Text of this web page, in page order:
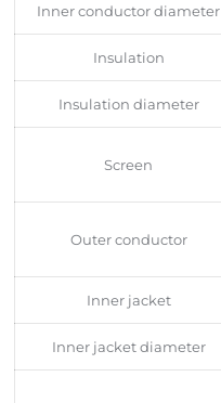
Inner conductor diameter
Insulation
Insulation diameter
Screen
Outer conductor
Inner jacket
Inner jacket diameter